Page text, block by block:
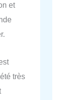
et
très